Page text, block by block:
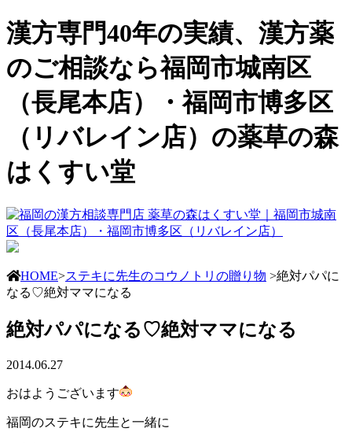
漢方専門40年の実績、漢方薬
のご相談なら福岡市城南区
（長尾本店）・福岡市博多区
（リバレイン店）の薬草の森
はくすい堂
HOME>ステキに先生のコウノトリの贈り物 >絶対パパに
なる♡絶対ママになる
絶対パパになる♡絶対ママになる
2014.06.27
おはようございます
福岡のステキに先生と一緒に